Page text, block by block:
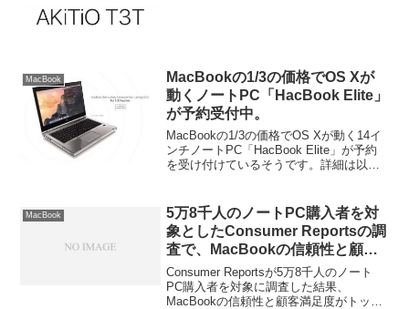
MacBook
MacBookの1/3の価格でOS Xが
動くノートPC「HacBook Elite」
が予約受付中。
MacBookの1/3の価格でOS Xが動く14イ
ンチノートPC「HacBook Elite」が予約
を受け付けているそうです。詳細は以下
MacBook
5万8千人のノートPC購入者を対
象としたConsumer Reportsの調
査で、MacBookの信頼性と顧客
満足度がともにトップに。
Consumer Reportsが5万8千人のノート
PC購入者を対象に調査した結果、
MacBookの信頼性と顧客満足度がトップ